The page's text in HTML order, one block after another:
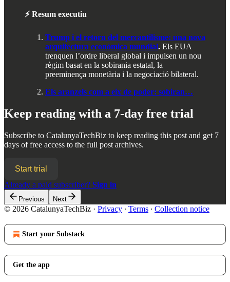
⚡ Resum executiu
Trump i el retorn del mercantilisme: una nova
arquitectura econòmica mundial. Els EUA
trenquen l’ordre liberal global i impulsen un nou
règim basat en la sobirania estatal, la
preeminença monetària i la negociació bilateral.
Els aranzels com a eix de poder: sobiran…
Keep reading with a 7-day free trial
Subscribe to CatalunyaTechBiz to keep reading this post and get 7
days of free access to the full post archives.
Start trial
Already a paid subscriber? Sign in
Previous Next
© 2026 CatalunyaTechBiz · Privacy ∙ Terms ∙ Collection notice
Start your Substack
Get the app